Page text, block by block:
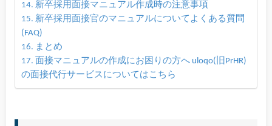
新卒採用面接マニュアル作成時の注意事項
新卒採用面接官のマニュアルについてよくある質問
(FAQ)
まとめ
面接マニュアルの作成にお困りの方へ uloqo(旧PrHR)
の面接代行サービスについてはこちら